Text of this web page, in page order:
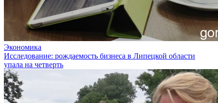
Экономика
Исследование: рождаемость бизнеса в Липецкой области
упала на четверть